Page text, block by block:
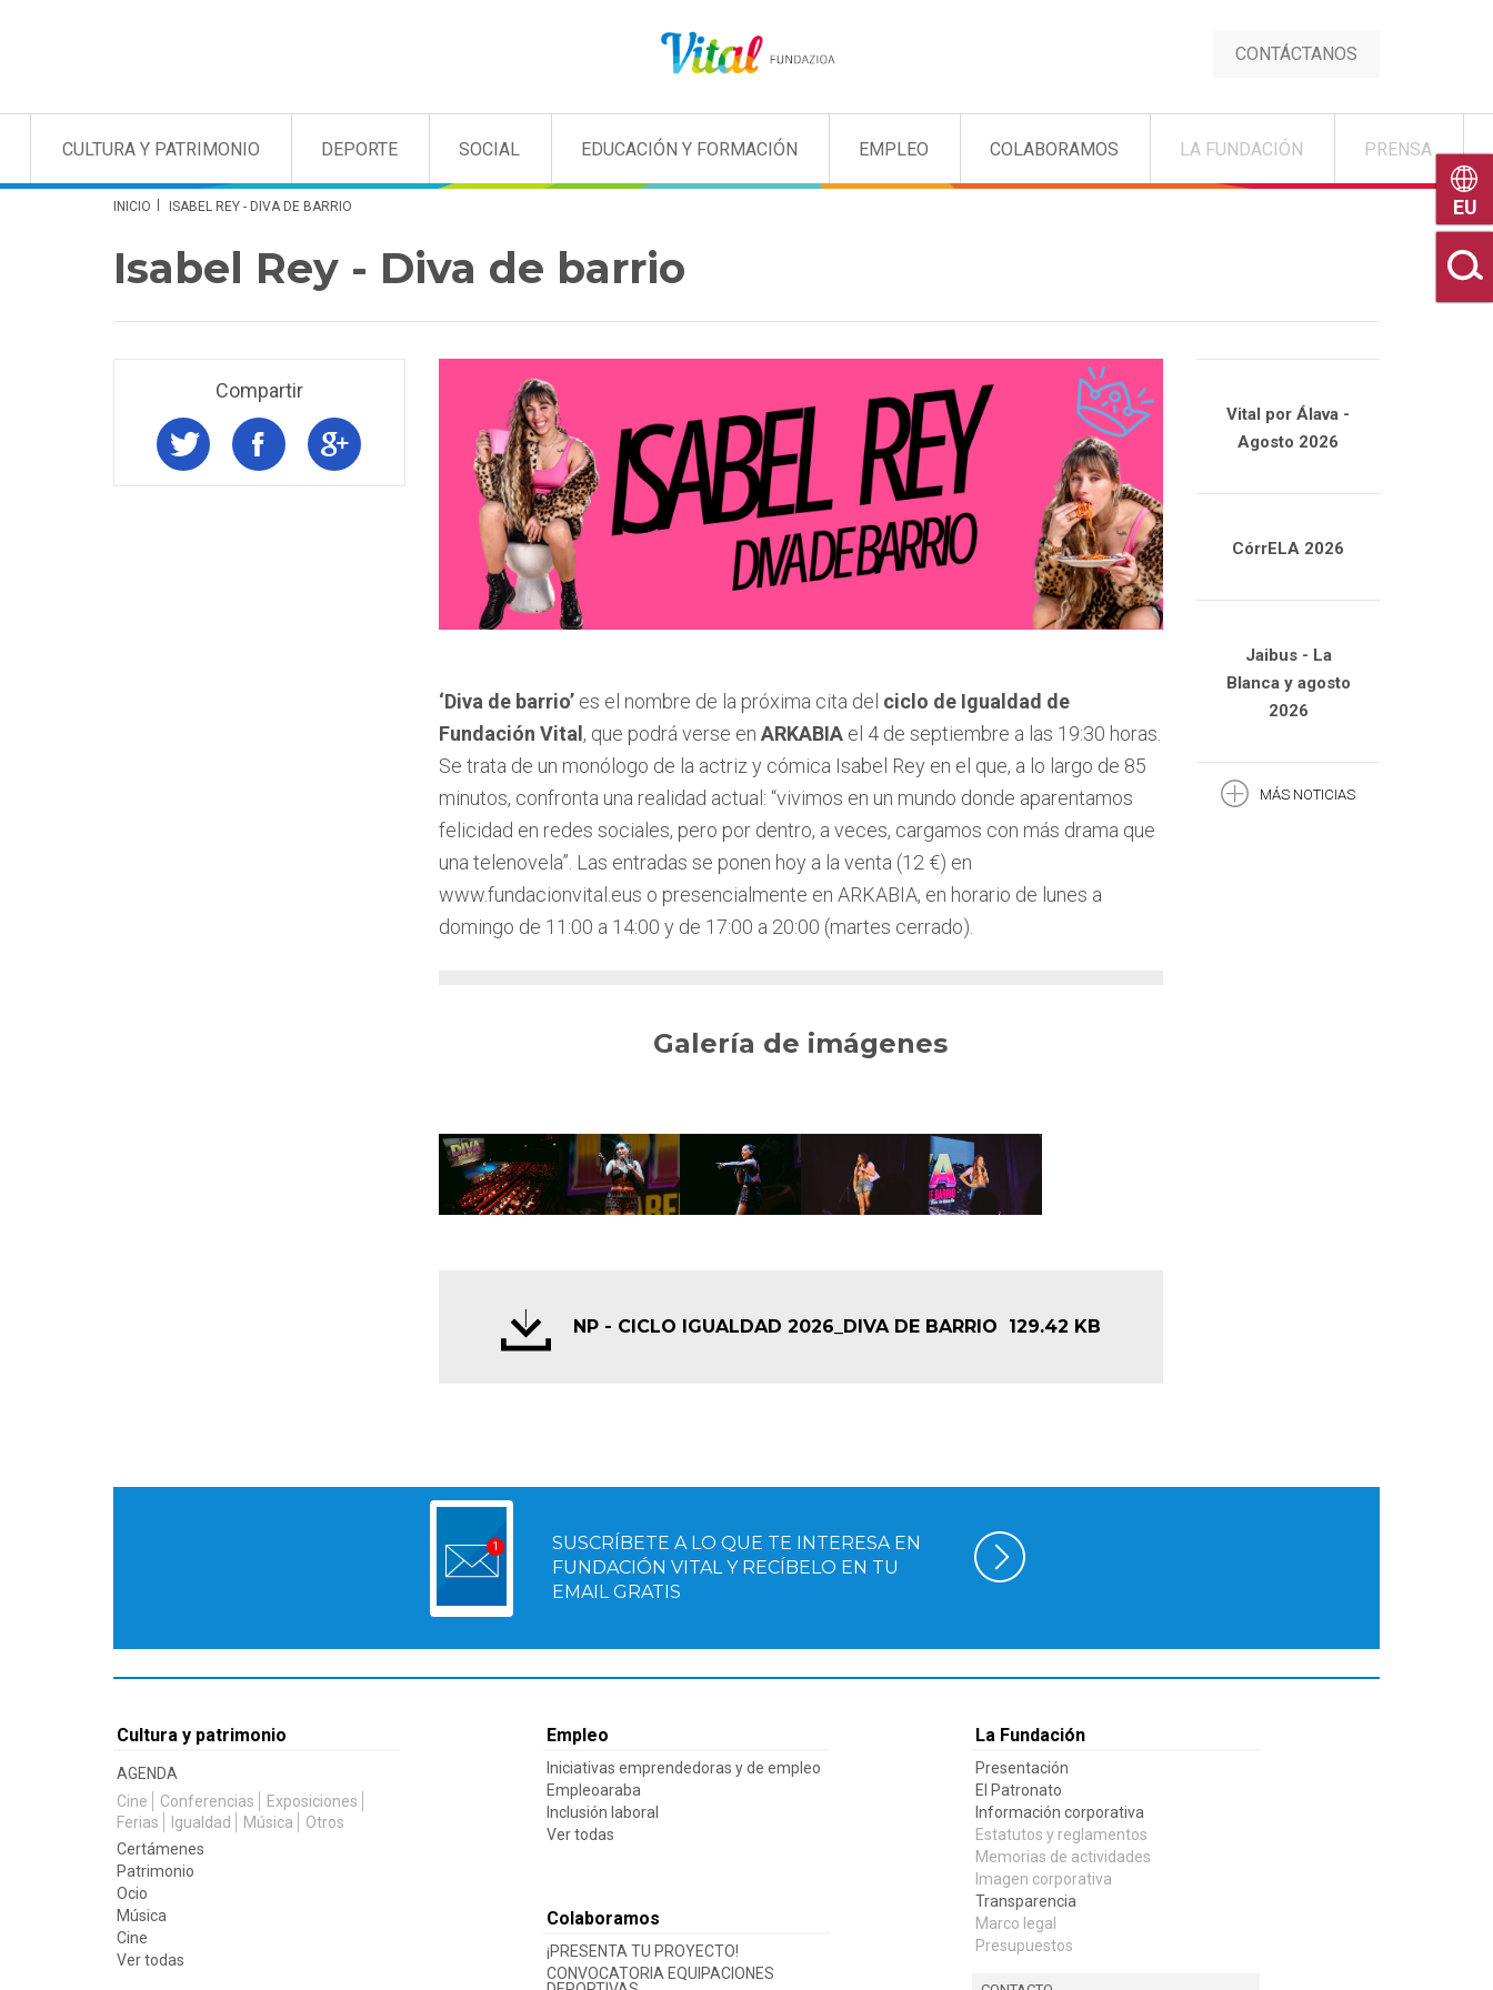
CONTÁCTANOS
CULTURA Y PATRIMONIO DEPORTE SOCIAL EDUCACIÓN Y FORMACIÓN EMPLEO COLABORAMOS LA FUNDACIÓN PRENSA
INICIO ISABEL REY - DIVA DE BARRIO
Isabel Rey - Diva de barrio
Compartir
‘Diva de barrio’es el nombre de la próxima cita del ciclo de Igualdad de
Fundación Vital , que podrá verse en ARKABIAel 4 de septiembre a las 19:30 horas.
Se trata de un monólogo de la actriz y cómica Isabel Rey en el que, a lo largo de 85
minutos, confronta una realidad actual: “vivimos en un mundo donde aparentamos
felicidad en redes sociales, pero por dentro, a veces, cargamos con más drama que
una telenovela”. Las entradas se ponen hoy a la venta (12 €) en
www.fundacionvital.eus o presencialmente en ARKABIA, en horario de lunes a
domingo de 11:00 a 14:00 y de 17:00 a 20:00 (martes cerrado).
Galería de imágenes
NP - CICLO IGUALDAD 2026_DIVA DE BARRIO 129.42 KB
Vital por Álava -
Agosto 2026
CórrELA 2026
Jaibus - La
Blanca y agosto
2026
MÁS NOTICIAS
SUSCRÍBETE A LO QUE TE INTERESA EN
FUNDACIÓN VITAL Y RECÍBELO EN TU
EMAIL GRATIS
Cultura y patrimonio
AGENDA
Cine
Conferencias
Exposiciones
Ferias
Igualdad Música
Otros
Certámenes
Patrimonio
Ocio
Música
Cine
Ver todas
Empleo
Iniciativas emprendedoras y de empleo
Empleoaraba
Inclusión laboral
Ver todas
Colaboramos
¡PRESENTA TU PROYECTO!
CONVOCATORIA EQUIPACIONES
La Fundación
Presentación
El Patronato
Información corporativa
Estatutos y reglamentos
Memorias de actividades
Imagen corporativa
Transparencia
Marco legal
Presupuestos